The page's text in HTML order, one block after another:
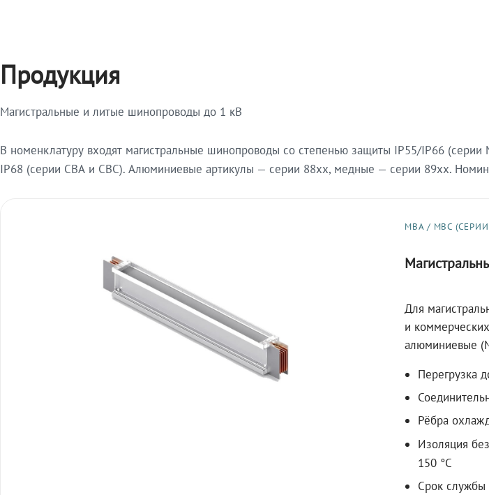
Продукция
Магистральные и литые шинопроводы до 1 кВ
В номенклатуру входят магистральные шинопроводы со степенью защиты IP55/IP66
IP68 (серии СВА и СВС). Алюминиевые артикулы — серии 88xx, медные — серии 89xx.
МВА / МВС (СЕРИИ
Для
и
алюминиевые
Перегрузка
Рёбра
Изоляция
150 °C
Срок службы